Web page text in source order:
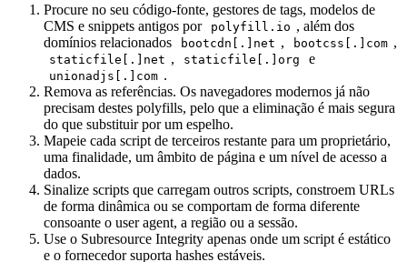
Procure no seu código-fonte, gestores de tags, modelos de
CMS e snippets antigos por
polyfill.io , além dos
domínios relacionados
bootcdn[.]net , bootcss[.]com ,
staticfile[.]net , staticfile[.]org e
unionadjs[.]com .
Remova as referências. Os navegadores modernos já não
precisam destes polyfills, pelo que a eliminação é mais segura
do que substituir por um espelho.
Mapeie cada script de terceiros restante para um proprietário,
uma finalidade, um âmbito de página e um nível de acesso a
dados.
Sinalize scripts que carregam outros scripts, constroem URLs
de forma dinâmica ou se comportam de forma diferente
consoante o user agent, a região ou a sessão.
Use o Subresource Integrity apenas onde um script é estático
e o fornecedor suporta hashes estáveis.